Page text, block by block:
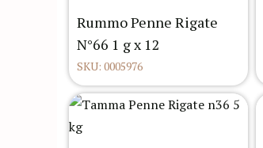
Rummo Penne Rigate
N°66 1 g x 12
SKU: 0005976